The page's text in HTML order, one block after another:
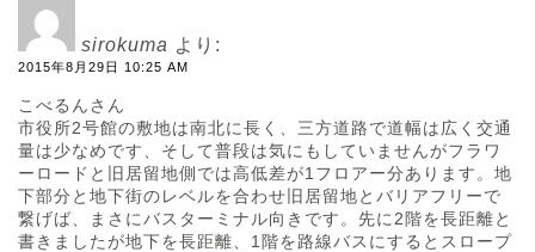
sirokuma より:
2015年8月29日 10:25 AM
こべるんさん
市役所2号館の敷地は南北に長く、三方道路で道幅は広く交通
量は少なめです、そして普段は気にもしていませんがフラワ
ーロードと旧居留地側では高低差が1フロアー分あります。地
下部分と地下街のレベルを合わせ旧居留地とバリアフリーで
繋げば、まさにバスターミナル向きです。先に2階を長距離と
書きましたが地下を長距離、1階を路線バスにするとスロープ